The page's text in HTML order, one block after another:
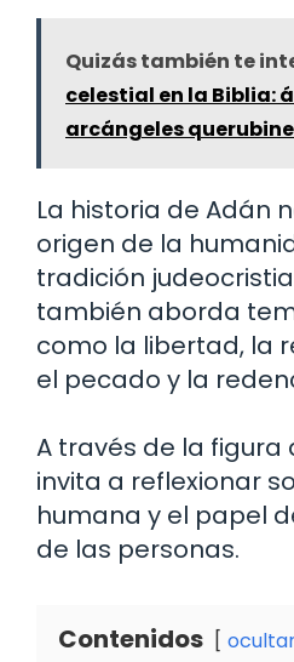
Quizás también te
celestial en la Biblia:
arcángeles
La historia de Adán
origen de la
tradición
también aborda
como la libertad, la
el pecado y la
A través de la figura
invita a reflexionar
humana y el papel
de las personas.
Contenidos